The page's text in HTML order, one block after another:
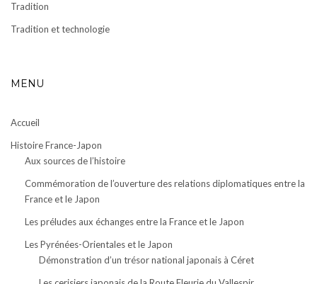
Tradition
Tradition et technologie
MENU
Accueil
Histoire France-Japon
Aux sources de l’histoire
Commémoration de l’ouverture des relations diplomatiques entre la
France et le Japon
Les préludes aux échanges entre la France et le Japon
Les Pyrénées-Orientales et le Japon
Démonstration d’un trésor national japonais à Céret